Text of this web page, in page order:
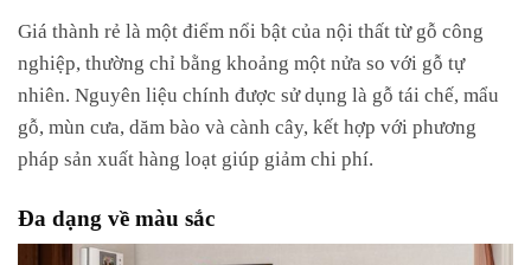
Giá thành rẻ là một điểm nổi bật của nội thất từ gỗ công
nghiệp, thường chỉ bằng khoảng một nửa so với gỗ tự
nhiên. Nguyên liệu chính được sử dụng là gỗ tái chế, mẩu
gỗ, mùn cưa, dăm bào và cành cây, kết hợp với phương
pháp sản xuất hàng loạt giúp giảm chi phí.
Đa dạng về màu sắc